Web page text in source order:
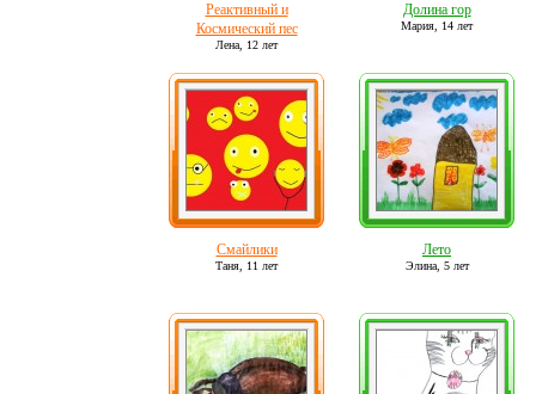
Реактивный и
Космический пес
Лена, 12 лет
Долина гор
Мария, 14 лет
Смайлики
Таня, 11 лет
Лето
Элина, 5 лет